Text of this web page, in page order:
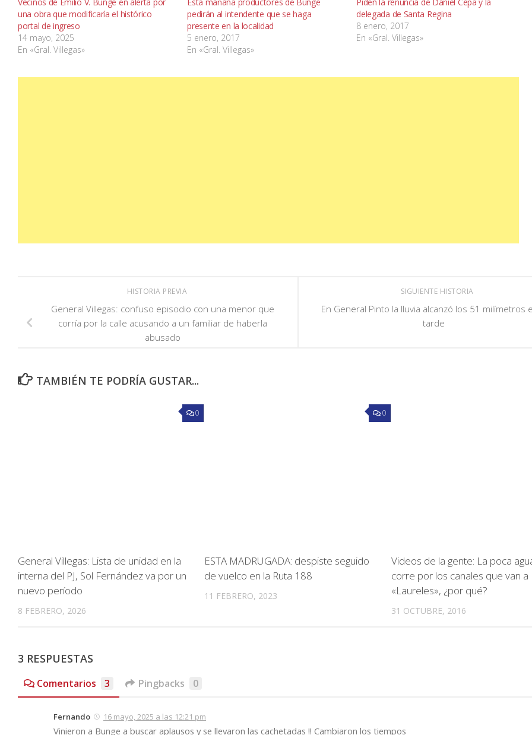
Vecinos de Emilio V. Bunge en alerta por
una obra que modificaría el histórico
portal de ingreso
14 mayo, 2025
En «Gral. Villegas»
Esta mañana productores de Bunge
pedirán al intendente que se haga
presente en la localidad
5 enero, 2017
En «Gral. Villegas»
Piden la renuncia de Daniel Cepa y la
delegada de Santa Regina
8 enero, 2017
En «Gral. Villegas»
SIGUIENTE HISTORIA
En General Pinto la lluvia alcanzó los 51 milímetros
tarde
HISTORIA PREVIA
General Villegas: confuso episodio con una menor que
corría por la calle acusando a un familiar de haberla
abusado
TAMBIÉN TE PODRÍA GUSTAR...
0
General Villegas: Lista de unidad en la
interna del PJ, Sol Fernández va por un
nuevo período
8 FEBRERO, 2026
0
ESTA MADRUGADA: despiste seguido
de vuelco en la Ruta 188
11 FEBRERO, 2023
Videos de la gente: La poca
corre por los canales que van a
«Laureles», ¿por qué?
31 OCTUBRE, 2016
3 RESPUESTAS
Comentarios 3 Pingbacks 0
Fernando 16 mayo, 2025 a las 12:21 pm
Vinieron a Bunge a buscar aplausos y se llevaron las cachetadas !! Cambiaron los tiempos